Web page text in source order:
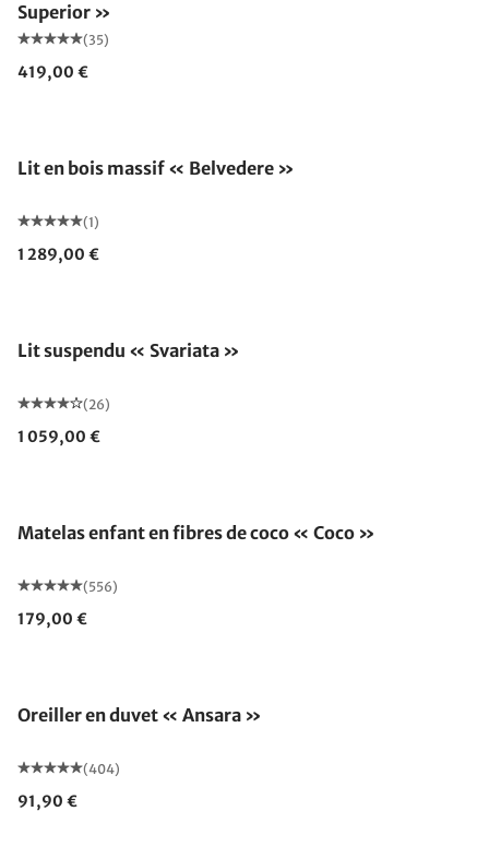
Superior »
(35)
419,00 €
Lit en bois massif « Belvedere »
(1)
1 289,00 €
Lit suspendu « Svariata »
(26)
1 059,00 €
Matelas enfant en fibres de coco « Coco »
(556)
179,00 €
Oreiller en duvet « Ansara »
(404)
91,90 €